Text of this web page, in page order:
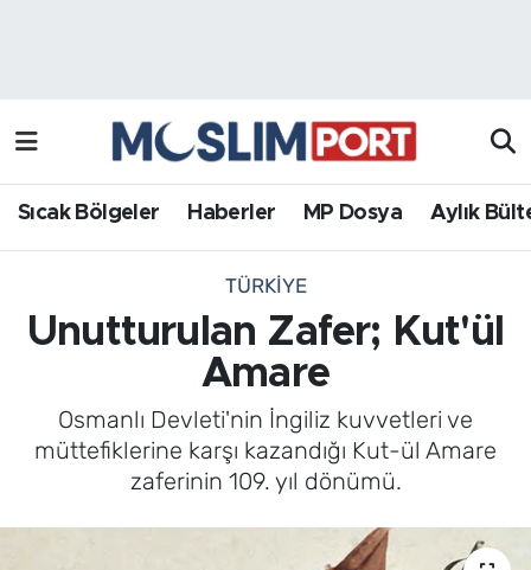
Sıcak Bölgeler Haberler MP Dosya Aylık
TÜRKIYE
Unutturulan Zafer; Kut'ül
Amare
Osmanlı Devleti'nin İngiliz kuvvetleri ve
müttefiklerine karşı kazandığı Kut-ül Amare
zaferinin 109. yıl dönümü.
Haberler
MP Dosya
Röportaj Haber